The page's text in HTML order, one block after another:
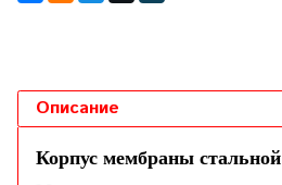
Описание
Корпус мембраны стальной